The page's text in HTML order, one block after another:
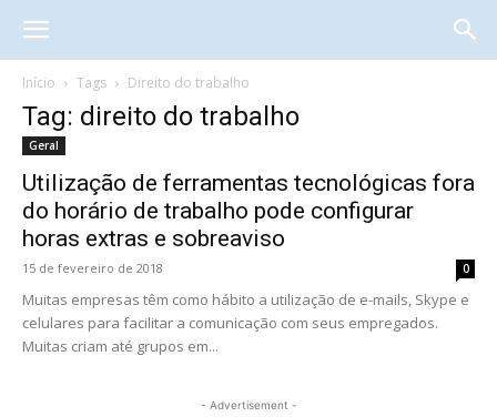
Início Tags Direito do trabalho
Tag: direito do trabalho
Geral
Utilização de ferramentas tecnológicas fora
do horário de trabalho pode configurar
horas extras e sobreaviso
15 de fevereiro de 2018 0
Muitas empresas têm como hábito a utilização de e-mails, Skype e
celulares para facilitar a comunicação com seus empregados.
Muitas criam até grupos em...
- Advertisement -